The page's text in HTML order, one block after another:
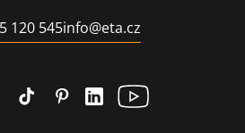
120 545info@eta.cz